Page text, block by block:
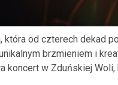
która od czterech dekad
brzmieniem i
koncert w Zduńskiej